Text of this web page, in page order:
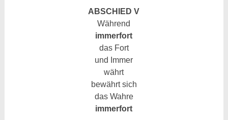
ABSCHIED V
Während
immerfort
das Fort
und Immer
währt
bewährt sich
das Wahre
immerfort